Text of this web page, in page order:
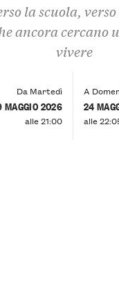
la scuola,
ancora cercano
vivere
Da Martedì
MAGGIO 2026
alle 21:00
A
24
alle